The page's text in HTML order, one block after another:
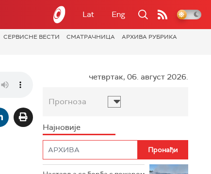
Lat Eng
СЕРВИСНЕ ВЕСТИ СМАТРАЧНИЦА
АРХИВА РУБРИКА
четвртак, 06. август 2026.
Прогноза
Најновије